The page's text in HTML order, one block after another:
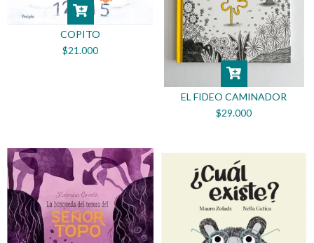
COPITO
$21.000
EL FIDEO CAMINADOR
$29.000